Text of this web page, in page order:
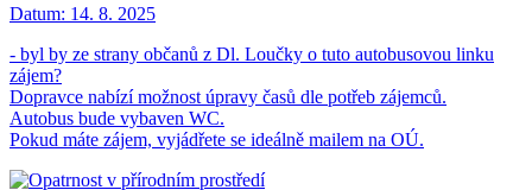
Datum: 14. 8. 2025
- byl by ze strany občanů z Dl. Loučky o tuto autobusovou linku
zájem?
Dopravce nabízí možnost úpravy časů dle potřeb zájemců.
Autobus bude vybaven WC.
Pokud máte zájem, vyjádřete se ideálně mailem na OÚ.